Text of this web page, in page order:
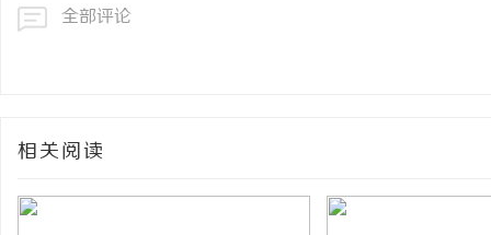
全部评论
相关阅读